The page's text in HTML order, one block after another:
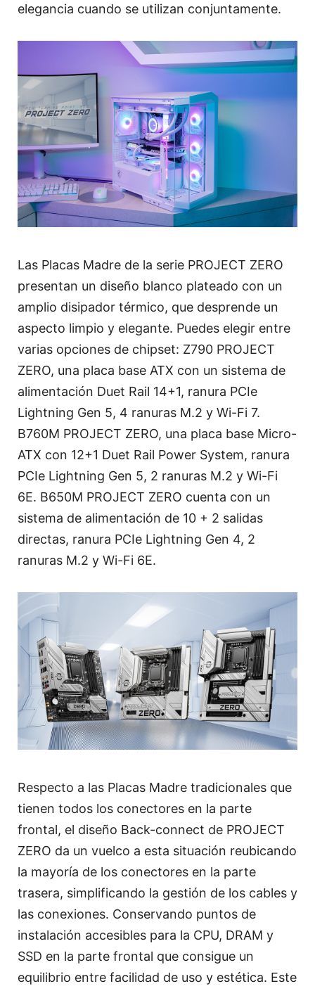
elegancia cuando se utilizan conjuntamente.
Las Placas Madre de la serie PROJECT ZERO
presentan un diseño blanco plateado con un
amplio disipador térmico, que desprende un
aspecto limpio y elegante. Puedes elegir entre
varias opciones de chipset: Z790 PROJECT
ZERO, una placa base ATX con un sistema de
alimentación Duet Rail 14+1, ranura PCIe
Lightning Gen 5, 4 ranuras M.2 y Wi-Fi 7.
B760M PROJECT ZERO, una placa base Micro-
ATX con 12+1 Duet Rail Power System, ranura
PCIe Lightning Gen 5, 2 ranuras M.2 y Wi-Fi
6E. B650M PROJECT ZERO cuenta con un
sistema de alimentación de 10 + 2 salidas
directas, ranura PCIe Lightning Gen 4, 2
ranuras M.2 y Wi-Fi 6E.
Respecto a las Placas Madre tradicionales que
tienen todos los conectores en la parte
frontal, el diseño Back-connect de PROJECT
ZERO da un vuelco a esta situación reubicando
la mayoría de los conectores en la parte
trasera, simplificando la gestión de los cables y
las conexiones. Conservando puntos de
instalación accesibles para la CPU, DRAM y
SSD en la parte frontal que consigue un
equilibrio entre facilidad de uso y estética. Este